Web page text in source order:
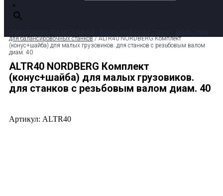
×
для балансировочных станков/ ALTR40 NORDBERG Комплект
(конус+шайба) для малых грузовиков. для станков с резьбовым валом
диам. 40
ALTR40 NORDBERG Комплект
(конус+шайба) для малых грузовиков.
для станков с резьбовым валом диам. 40
Артикул: ALTR40